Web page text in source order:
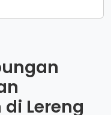
Lereng